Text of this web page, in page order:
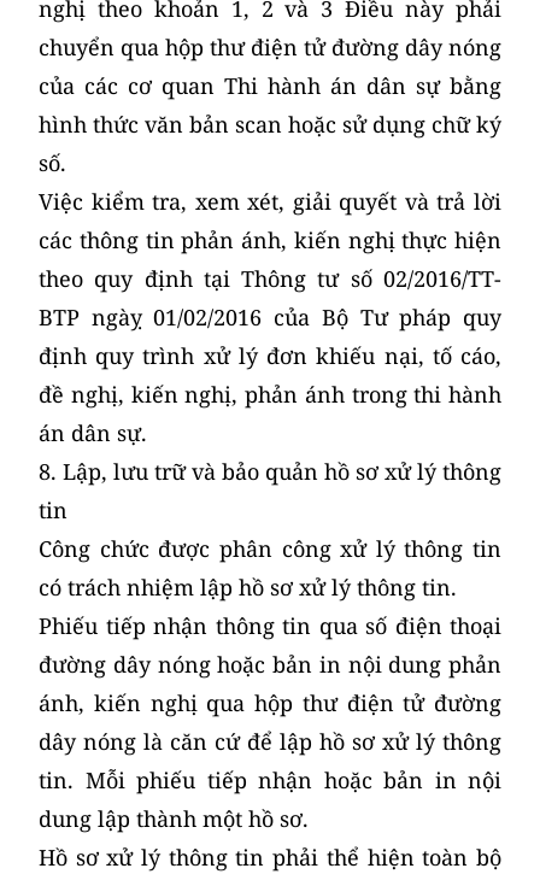
nghị theo khoản 1, 2 và 3 Điều này phải
chuyển qua hộp thư điện tử đường dây nóng
của các cơ quan Thi hành án dân sự bằng
hình thức văn bản scan hoặc sử dụng chữ ký
số.
Việc kiểm tra, xem xét, giải quyết và trả lời
các thông tin phản ánh, kiến nghị thực hiện
theo quy định tại Thông tư số 02/2016/TT-
BTP ngàỵ 01/02/2016 của Bộ Tư pháp quy
định quy trình xử lý đơn khiếu nại, tố cáo,
đề nghị, kiến nghị, phản ánh trong thi hành
án dân sự.
8. Lập, lưu trữ và bảo quản hồ sơ xử lý thông
tin
Công chức được phân công xử lý thông tin
có trách nhiệm lập hồ sơ xử lý thông tin.
Phiếu tiếp nhận thông tin qua số điện thoại
đường dây nóng hoặc bản in nội dung phản
ánh, kiến nghị qua hộp thư điện tử đường
dây nóng là căn cứ để lập hồ sơ xử lý thông
tin. Mỗi phiếu tiếp nhận hoặc bản in nội
dung lập thành một hồ sơ.
Hồ sơ xử lý thông tin phải thể hiện toàn bộ